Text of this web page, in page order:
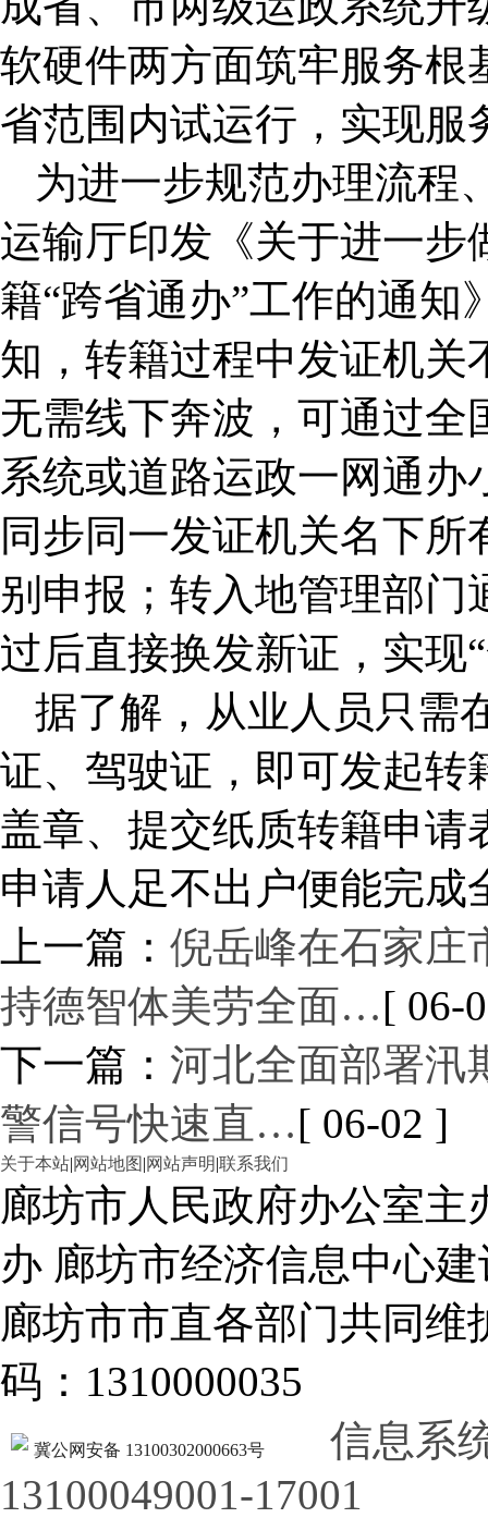
软硬件两方面筑牢服务根
省范围内试运行，实现服
为进一步规范办理流程
运输厅印发《关于进一步
籍“跨省通办”工作的通
知，转籍过程中发证机关
无需线下奔波，可通过
系统或道路运政一网通
同步同一发证机关名下
别申报；转入地管理部
过后直接换发新证，实现
据了解，从业人员只需
证、驾驶证，即可发起转
盖章、提交纸质转籍申请
申请人足不出户便能完成
上一篇： 倪岳峰在石家庄
持德智体美劳全面…[ 06-
下一篇： 河北全面部署汛
警信号快速直…[ 06-02 ]
关于本站|网站地图 |网站声明|联系我们
廊坊市人民政府办公室
办 廊坊市经济信息中心建
廊坊市市直各部门共同
码：1310000035
冀公网安备 13100302000663号
信息系
13100049001-17001